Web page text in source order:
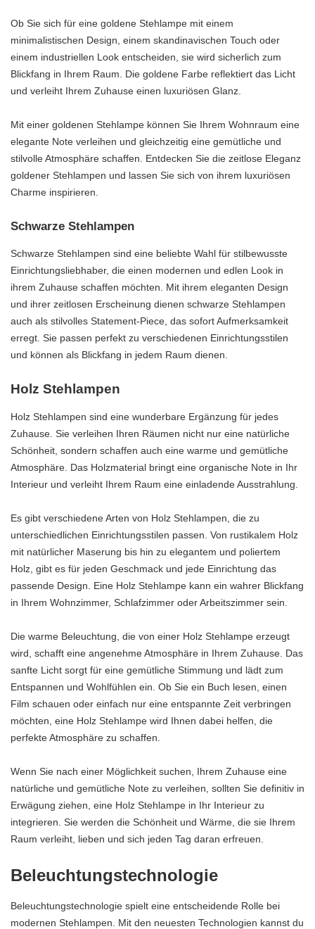
Ob Sie sich für eine goldene Stehlampe mit einem
minimalistischen Design, einem skandinavischen Touch oder
einem industriellen Look entscheiden, sie wird sicherlich zum
Blickfang in Ihrem Raum. Die goldene Farbe reflektiert das Licht
und verleiht Ihrem Zuhause einen luxuriösen Glanz.
Mit einer goldenen Stehlampe können Sie Ihrem Wohnraum eine
elegante Note verleihen und gleichzeitig eine gemütliche und
stilvolle Atmosphäre schaffen. Entdecken Sie die zeitlose Eleganz
goldener Stehlampen und lassen Sie sich von ihrem luxuriösen
Charme inspirieren.
Schwarze Stehlampen
Schwarze Stehlampen sind eine beliebte Wahl für stilbewusste
Einrichtungsliebhaber, die einen modernen und edlen Look in
ihrem Zuhause schaffen möchten. Mit ihrem eleganten Design
und ihrer zeitlosen Erscheinung dienen schwarze Stehlampen
auch als stilvolles Statement-Piece, das sofort Aufmerksamkeit
erregt. Sie passen perfekt zu verschiedenen Einrichtungsstilen
und können als Blickfang in jedem Raum dienen.
Holz Stehlampen
Holz Stehlampen sind eine wunderbare Ergänzung für jedes
Zuhause. Sie verleihen Ihren Räumen nicht nur eine natürliche
Schönheit, sondern schaffen auch eine warme und gemütliche
Atmosphäre. Das Holzmaterial bringt eine organische Note in Ihr
Interieur und verleiht Ihrem Raum eine einladende Ausstrahlung.
Es gibt verschiedene Arten von Holz Stehlampen, die zu
unterschiedlichen Einrichtungsstilen passen. Von rustikalem Holz
mit natürlicher Maserung bis hin zu elegantem und poliertem
Holz, gibt es für jeden Geschmack und jede Einrichtung das
passende Design. Eine Holz Stehlampe kann ein wahrer Blickfang
in Ihrem Wohnzimmer, Schlafzimmer oder Arbeitszimmer sein.
Die warme Beleuchtung, die von einer Holz Stehlampe erzeugt
wird, schafft eine angenehme Atmosphäre in Ihrem Zuhause. Das
sanfte Licht sorgt für eine gemütliche Stimmung und lädt zum
Entspannen und Wohlfühlen ein. Ob Sie ein Buch lesen, einen
Film schauen oder einfach nur eine entspannte Zeit verbringen
möchten, eine Holz Stehlampe wird Ihnen dabei helfen, die
perfekte Atmosphäre zu schaffen.
Wenn Sie nach einer Möglichkeit suchen, Ihrem Zuhause eine
natürliche und gemütliche Note zu verleihen, sollten Sie definitiv in
Erwägung ziehen, eine Holz Stehlampe in Ihr Interieur zu
integrieren. Sie werden die Schönheit und Wärme, die sie Ihrem
Raum verleiht, lieben und sich jeden Tag daran erfreuen.
Beleuchtungstechnologie
Beleuchtungstechnologie spielt eine entscheidende Rolle bei
modernen Stehlampen. Mit den neuesten Technologien kannst du